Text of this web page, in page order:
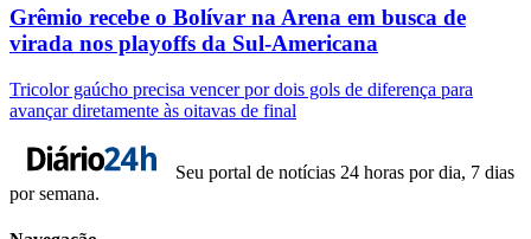
Grêmio recebe o Bolívar na Arena em busca de
virada nos playoffs da Sul-Americana
Tricolor gaúcho precisa vencer por dois gols de diferença para
avançar diretamente às oitavas de final
Seu portal de notícias 24 horas por dia, 7 dias
por semana.